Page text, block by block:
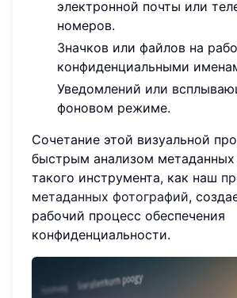
электронной почты или
номеров.
Значков или файлов на
конфиденциальными
Уведомлений или
фоновом режиме.
Сочетание этой визуальной
быстрым анализом
такого инструмента, как наш
метаданных фотографий,
рабочий процесс обеспечения
конфиденциальности.